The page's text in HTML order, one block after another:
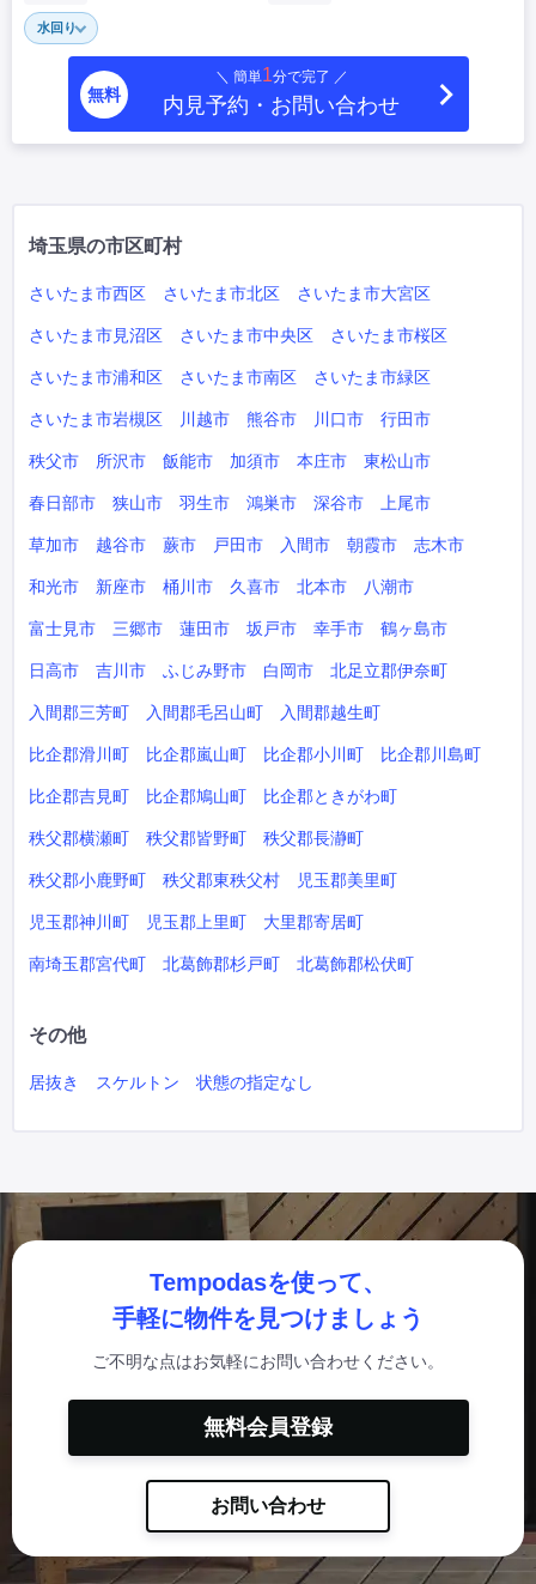
水回り
無料
＼ 簡単1分で完了 ／
内見予約・お問い合わせ
埼玉県の市区町村
さいたま市西区 さいたま市北区 さいたま市大宮区
さいたま市見沼区 さいたま市中央区 さいたま市桜区
さいたま市浦和区 さいたま市南区 さいたま市緑区
さいたま市岩槻区 川越市 熊谷市 川口市 行田市
秩父市 所沢市 飯能市 加須市 本庄市 東松山市
春日部市 狭山市 羽生市 鴻巣市 深谷市 上尾市
草加市 越谷市 蕨市 戸田市 入間市 朝霞市 志木市
和光市 新座市 桶川市 久喜市 北本市 八潮市
富士見市 三郷市 蓮田市 坂戸市 幸手市 鶴ヶ島市
日高市 吉川市 ふじみ野市 白岡市 北足立郡伊奈町
入間郡三芳町 入間郡毛呂山町 入間郡越生町
比企郡滑川町 比企郡嵐山町 比企郡小川町 比企郡川島町
比企郡吉見町 比企郡鳩山町 比企郡ときがわ町
秩父郡横瀬町 秩父郡皆野町 秩父郡長瀞町
秩父郡小鹿野町 秩父郡東秩父村 児玉郡美里町
児玉郡神川町 児玉郡上里町 大里郡寄居町
南埼玉郡宮代町 北葛飾郡杉戸町 北葛飾郡松伏町
その他
居抜き スケルトン 状態の指定なし
Tempodasを使って、
手軽に物件を見つけましょう
ご不明な点はお気軽にお問い合わせください。
無料会員登録
お問い合わせ